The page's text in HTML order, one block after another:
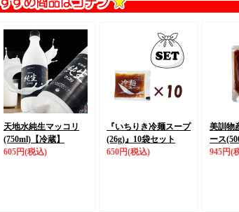
天地水純生マッコリ
(750ml) 【冷蔵】
605円(税込)
『いちりき冷麺スープ
(26g)』 10袋セット
650円(税込)
美訓物
ース
945円(